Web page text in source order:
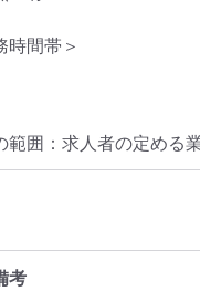
時間帯＞
囲：求人者の定める
考